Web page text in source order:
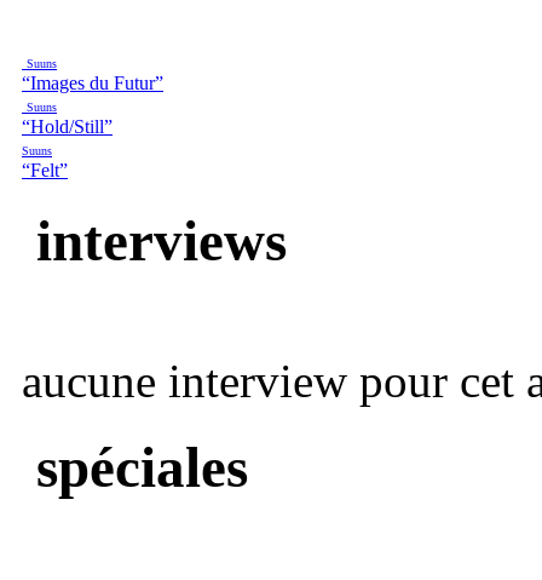
Suuns
“Images du Futur”
Suuns
“Hold/Still”
Suuns
“Felt”
interviews
aucune interview pour cet
spéciales